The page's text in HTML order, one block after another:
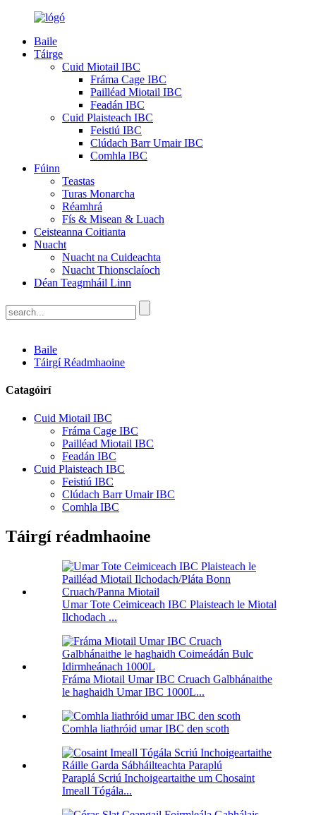
Baile
Táirge
Cuid Miotail IBC
Fráma Cage IBC
Pailléad Miotail IBC
Feadán IBC
Cuid Plaisteach IBC
Feistiú IBC
Clúdach Barr Umair IBC
Comhla IBC
Fúinn
Teastas
Turas Monarcha
Réamhrá
Fís & Misean & Luach
Ceisteanna Coitianta
Nuacht
Nuacht na Cuideachta
Nuacht Thionsclaíoch
Déan Teagmháil Linn
Baile
Táirgí Réadmhaoine
Catagóirí
Cuid Miotail IBC
Fráma Cage IBC
Pailléad Miotail IBC
Feadán IBC
Cuid Plaisteach IBC
Feistiú IBC
Clúdach Barr Umair IBC
Comhla IBC
Táirgí réadmhaoine
Umar Tote Ceimiceach IBC Plaisteach le Miotal
Ilchodach ...
Fráma Miotail Umar IBC Cruach Galbhánaithe
le haghaidh Umar IBC 1000L...
Comhla liathróid umar IBC den scoth
Paraplá Scriú Inchoigeartaithe um Chosaint
Imeall Tógála...